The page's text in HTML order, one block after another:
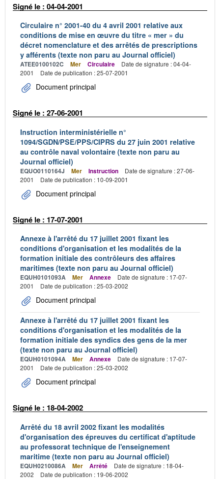
Signé le : 04-04-2001
Circulaire n° 2001-40 du 4 avril 2001 relative aux
conditions de mise en œuvre du titre « mer » du
décret nomenclature et des arrêtés de prescriptions
y afférents (texte non paru au Journal officiel)
ATEE0100102C Mer Circulaire
Date de signature : 04-04-
2001
Date de publication : 25-07-2001
Document principal
Signé le : 27-06-2001
Instruction interministérielle n°
1094/SGDN/PSE/PPS/CIPRS du 27 juin 2001 relative
au contrôle naval volontaire (texte non paru au
Journal officiel)
EQUO0110164J Mer Instruction
Date de signature : 27-06-
2001
Date de publication : 10-09-2001
Document principal
Signé le : 17-07-2001
Annexe à l'arrêté du 17 juillet 2001 fixant les
conditions d'organisation et les modalités de la
formation initiale des contrôleurs des affaires
maritimes (texte non paru au Journal officiel)
EQUH0101093A Mer Annexe
Date de signature : 17-07-
2001
Date de publication : 25-03-2002
Document principal
Annexe à l'arrêté du 17 juillet 2001 fixant les
conditions d'organisation et les modalités de la
formation initiale des syndics des gens de la mer
(texte non paru au Journal officiel)
EQUH0101094A Mer Annexe
Date de signature : 17-07-
2001
Date de publication : 25-03-2002
Document principal
Signé le : 18-04-2002
Arrêté du 18 avril 2002 fixant les modalités
d'organisation des épreuves du certificat d'aptitude
au professorat technique de l'enseignement
maritime (texte non paru au Journal officiel)
EQUH0210086A Mer Arrêté
Date de signature : 18-04-
2002
Date de publication : 19-06-2002